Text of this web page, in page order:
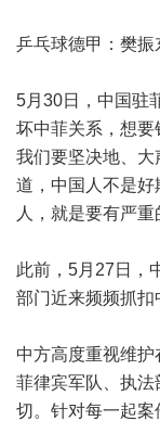
乒乓球德甲：樊
5月30日，中国驻
坏中菲关系，想要
我们要坚决地、大
道，中国人不是好
人，就是要有严重
此前，5月27日，
部门近来频频抓扣
中方高度重视维
菲律宾军队、执
切。针对每一起